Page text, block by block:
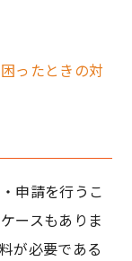
ったときの対
申請を行うこ
ースもありま
が必要である